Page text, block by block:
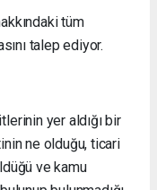
tüm
talep ediyor.
yer aldığı bir
ne olduğu, ticari
ve kamu